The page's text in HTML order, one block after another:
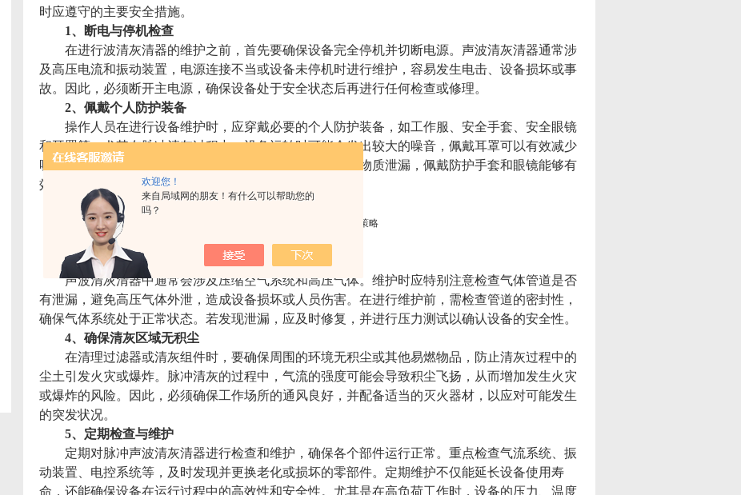
欢迎您！
来自局域网的朋友！有什么可以帮助您的
吗？
时应遵守的主要安全措施。
1、断电与停机检查
在进行波清灰清器的维护之前，首先要确保设备完全停机并切断电源。声波清灰清器通常涉
及高压电流和振动装置，电源连接不当或设备未停机时进行维护，容易发生电击、设备损坏或事
故。因此，必须断开主电源，确保设备处于安全状态后再进行任何检查或修理。
2、佩戴个人防护装备
操作人员在进行设备维护时，应穿戴必要的个人防护装备，如工作服、安全手套、安全眼镜
和耳罩等。尤其在脉冲清灰过程中，设备运转时可能会发出较大的噪音，佩戴耳罩可以有效减少
噪音对听力的损害。此外，若操作过程中存在灰尘或化学物质泄漏，佩戴防护手套和眼镜能够有
效防止对皮肤和眼睛的伤害。
3、防止气体泄漏与高压危险
声波清灰清器中通常会涉及压缩空气系统和高压气体。维护时应特别注意检查气体管道是否
有泄漏，避免高压气体外泄，造成设备损坏或人员伤害。在进行维护前，需检查管道的密封性，
确保气体系统处于正常状态。若发现泄漏，应及时修复，并进行压力测试以确认设备的安全性。
4、确保清灰区域无积尘
在清理过滤器或清灰组件时，要确保周围的环境无积尘或其他易燃物品，防止清灰过程中的
尘土引发火灾或爆炸。脉冲清灰的过程中，气流的强度可能会导致积尘飞扬，从而增加发生火灾
或爆炸的风险。因此，必须确保工作场所的通风良好，并配备适当的灭火器材，以应对可能发生
的突发状况。
5、定期检查与维护
定期对脉冲声波清灰清器进行检查和维护，确保各个部件运行正常。重点检查气流系统、振
动装置、电控系统等，及时发现并更换老化或损坏的零部件。定期维护不仅能延长设备使用寿
命，还能确保设备在运行过程中的高效性和安全性。尤其是在高负荷工作时，设备的压力、温度